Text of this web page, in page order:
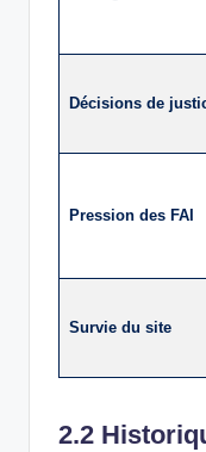
Décisions de
Pression des FAI
Survie du site
2.2